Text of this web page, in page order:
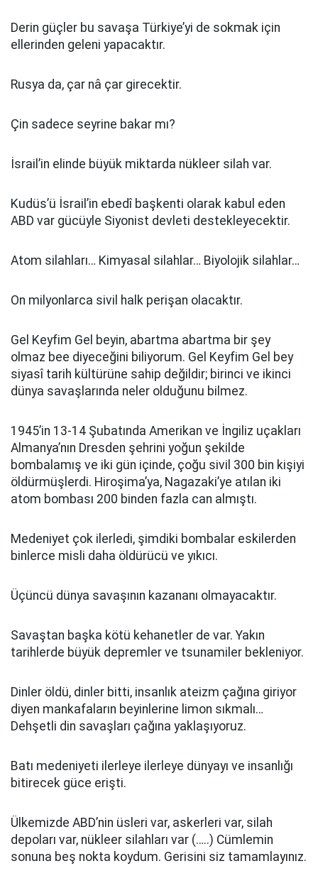
Derin güçler bu savaşa Türkiye’yi de sokmak için
ellerinden geleni yapacaktır.
Rusya da, çar nâ çar girecektir.
Çin sadece seyrine bakar mı?
İsrail’in elinde büyük miktarda nükleer silah var.
Kudüs’ü İsrail’in ebedî başkenti olarak kabul eden
ABD var gücüyle Siyonist devleti destekleyecektir.
Atom silahları… Kimyasal silahlar… Biyolojik silahlar…
On milyonlarca sivil halk perişan olacaktır.
Gel Keyfim Gel beyin, abartma abartma bir şey
olmaz bee diyeceğini biliyorum. Gel Keyfim Gel bey
siyasî tarih kültürüne sahip değildir; birinci ve ikinci
dünya savaşlarında neler olduğunu bilmez.
1945’in 13-14 Şubatında Amerikan ve İngiliz uçakları
Almanya’nın Dresden şehrini yoğun şekilde
bombalamış ve iki gün içinde, çoğu sivil 300 bin kişiyi
öldürmüşlerdi. Hiroşima’ya, Nagazaki’ye atılan iki
atom bombası 200 binden fazla can almıştı.
Medeniyet çok ilerledi, şimdiki bombalar eskilerden
binlerce misli daha öldürücü ve yıkıcı.
Üçüncü dünya savaşının kazananı olmayacaktır.
Savaştan başka kötü kehanetler de var. Yakın
tarihlerde büyük depremler ve tsunamiler bekleniyor.
Dinler öldü, dinler bitti, insanlık ateizm çağına giriyor
diyen mankafaların beyinlerine limon sıkmalı…
Dehşetli din savaşları çağına yaklaşıyoruz.
Batı medeniyeti ilerleye ilerleye dünyayı ve insanlığı
bitirecek güce erişti.
Ülkemizde ABD’nin üsleri var, askerleri var, silah
depoları var, nükleer silahları var (…..) Cümlemin
sonuna beş nokta koydum. Gerisini siz tamamlayınız.